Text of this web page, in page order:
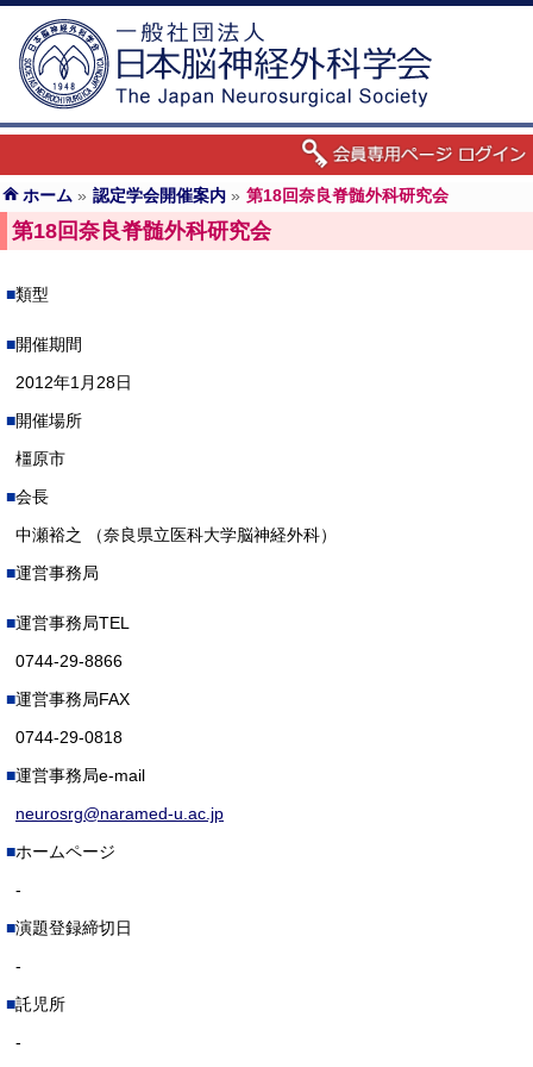
ホーム » 認定学会開催案内 » 第18回奈良脊髄外科研究会
第18回奈良脊髄外科研究会
類型
開催期間
2012年1月28日
開催場所
橿原市
会長
中瀬裕之 （奈良県立医科大学脳神経外科）
運営事務局
運営事務局TEL
0744-29-8866
運営事務局FAX
0744-29-0818
運営事務局e-mail
neurosrg@naramed-u.ac.jp
ホームページ
-
演題登録締切日
-
託児所
-